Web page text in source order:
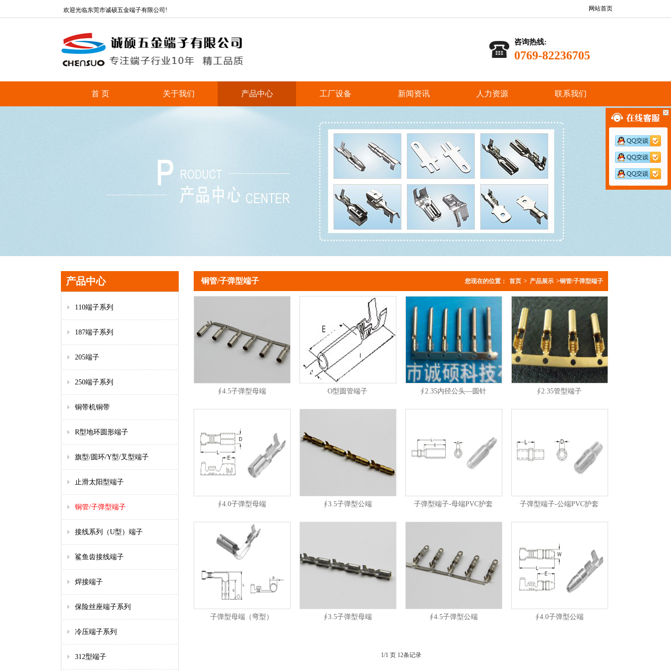
网站首页
欢迎光临东莞市诚硕五金端子有限公司!
咨询热线:
0769-82236705
首 页 关于我们 产品中心 工厂设备 新闻资讯 人力资源 联系我们
产品中心
110端子系列
187端子系列
205端子
250端子系列
铜带机铜带
R型地环圆形端子
旗型/圆环/Y型/叉型端子
止滑太阳型端子
铜管/子弹型端子
接线系列（U型）端子
鲨鱼齿接线端子
焊接端子
保险丝座端子系列
冷压端子系列
312型端子
您现在的位置： 首页 > 产品展示 >铜管/子弹型端子
铜管/子弹型端子
∮4.5子弹型母端 O型圆管端子 ∮2.35内径公头—圆针 ∮2.35管型端子
∮4.0子弹型母端 ∮3.5子弹型公端 子弹型端子-母端PVC护套 子弹型端子-公端PVC护套
子弹型母端（弯型） ∮3.5子弹型母端 ∮4.5子弹型公端 ∮4.0子弹型公端
1/1 页 12条记录